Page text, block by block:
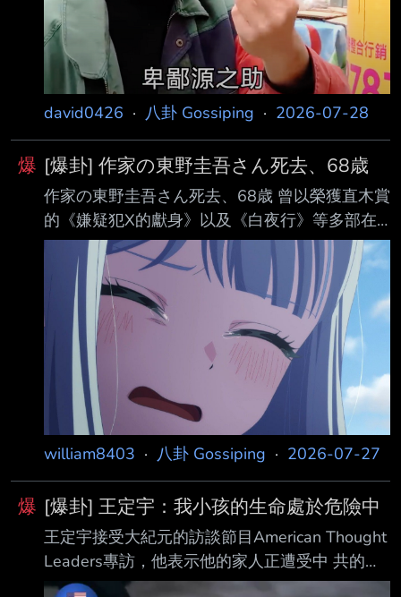
以完整了解每件作品的 發想與製作
david0426 · 八卦 Gossiping · 2026-07-28
爆 [爆卦] 作家の東野圭吾さん死去、68歳
作家の東野圭吾さん死去、68歳 曾以榮獲直木賞
的《嫌疑犯X的獻身》以及《白夜行》等多部在
日本國內外被改編為影視 作品的暢銷小說聞名的
作家東野圭吾，於23日因大腸癌辭世，享壽68
歲。葬禮已以家族葬 的形式低調舉行。 東野圭
吾於1958年出生於日本大阪市。畢業於大阪府立
大學電機工程學系後，曾在製造業 擔任工程師，
並在工作之餘開始從事小說創作。 1985年，他
以描寫女子高中發生密室殺人事件的推理小說
《放學後》榮獲江戶川亂步獎， 正式出道。
1999年則以長篇小說《秘密》獲得日本推理作家
協會獎。 2005年發表、後
william8403 · 八卦 Gossiping · 2026-07-27
爆 [爆卦] 王定宇：我小孩的生命處於危險中
王定宇接受大紀元的訪談節目American Thought
Leaders專訪，他表示他的家人正遭受中 共的威
脅，中共甚至派遣流氓去騷擾他和他的家人，然